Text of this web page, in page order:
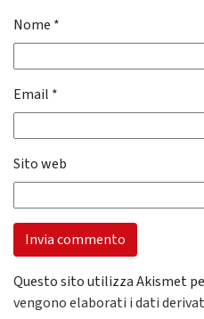
Nome *
Email *
Sito web
Questo sito utilizza Akismet
vengono elaborati i dati